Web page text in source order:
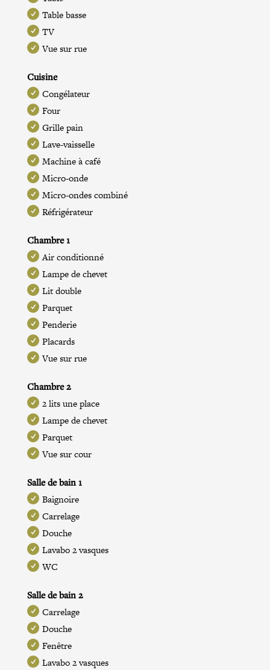
Table basse
TV
Vue sur rue
Cuisine
Congélateur
Four
Grille pain
Lave-vaisselle
Machine à café
Micro-onde
Micro-ondes combiné
Réfrigérateur
Chambre 1
Air conditionné
Lampe de chevet
Lit double
Parquet
Penderie
Placards
Vue sur rue
Chambre 2
2 lits une place
Lampe de chevet
Parquet
Vue sur cour
Salle de bain 1
Baignoire
Carrelage
Douche
Lavabo 2 vasques
WC
Salle de bain 2
Carrelage
Douche
Fenêtre
Lavabo 2 vasques